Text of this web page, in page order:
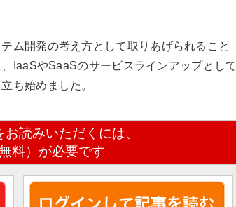
ム開発の考え方として取りあげられること
IaaSやSaaSのサービスラインアップとして
ち始めました。
読みいただくには、
料）が必要です